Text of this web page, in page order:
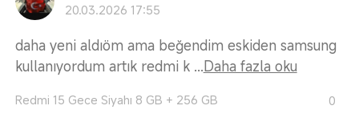
20.03.2026 17:55
daha yeni aldıöm ama beğendim eskiden samsung
kullanıyordum artık redmi k ...Daha fazla oku
Redmi 15 Gece Siyahı 8 GB + 256 GB 0